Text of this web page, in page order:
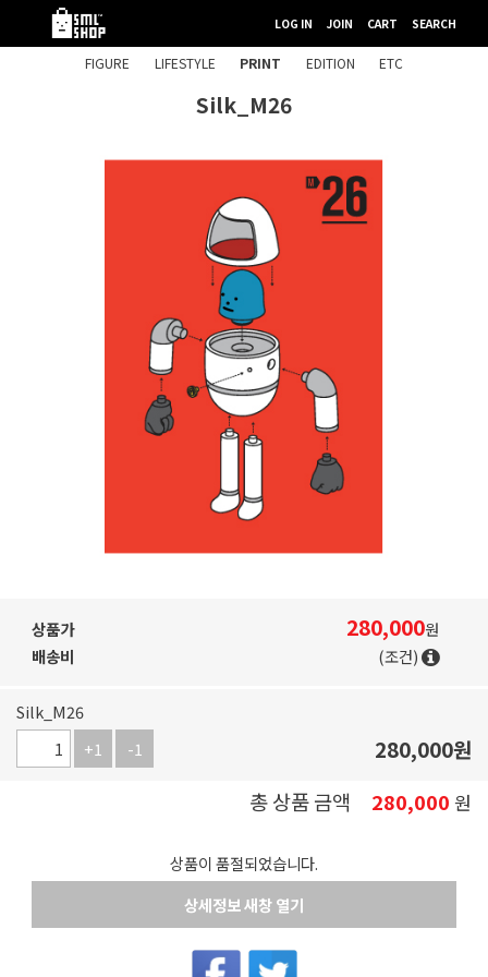
LOG IN JOIN CART SEARCH
FIGURE LIFESTYLE PRINT EDITION ETC
Silk_M26
상품가 280,000원
배송비
(조건)
Silk_M26
+1
-1 280,000원
총 상품 금액
280,000 원
상품이 품절되었습니다.
상세정보 새창 열기